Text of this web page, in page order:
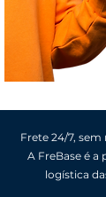
Frete 24/7,
A FreBase é
logística